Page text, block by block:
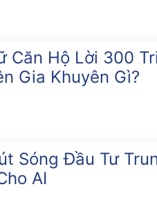
Căn Hộ Lời 300
Gia Khuyên Gì?
Sóng Đầu Tư
AI